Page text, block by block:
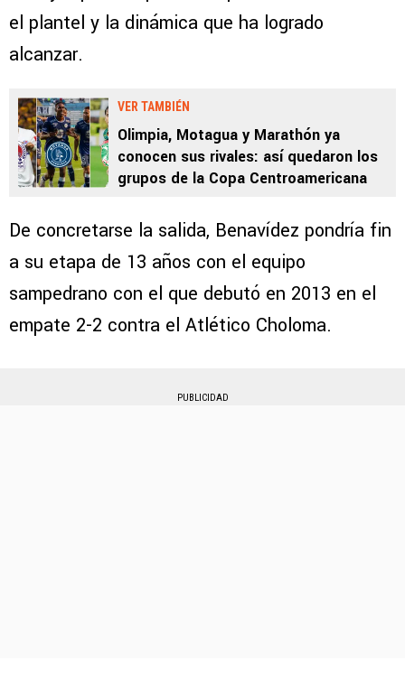
el plantel y la dinámica que ha logrado
alcanzar.
VER TAMBIÉN
Olimpia, Motagua y Marathón ya
conocen sus rivales: así quedaron los
grupos de la Copa Centroamericana
De concretarse la salida, Benavídez pondría fin
a su etapa de 13 años con el equipo
sampedrano con el que debutó en 2013 en el
empate 2-2 contra el Atlético Choloma.
PUBLICIDAD